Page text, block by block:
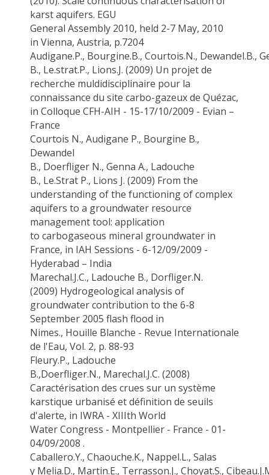
karst aquifers. EGU
General Assembly 2010, held 2-7 May, 2010
in Vienna, Austria, p.7204
Audigane.P., Bourgine.B., Courtois.N., Dewandel.B.,
B., Le.strat.P., Lions.J. (2009) Un projet de
recherche muldidisciplinaire pour la
connaissance du site carbo-gazeux de Quézac,
in Colloque CFH-AIH - 15-17/10/2009 - Evian –
France
Courtois N., Audigane P., Bourgine B.,
Dewandel
B., Doerfliger N., Genna A., Ladouche
B., Le.Strat P., Lions J. (2009) From the
understanding of the functioning of complex
aquifers to a groundwater resource
management tool: application
to carbogaseous mineral groundwater in
France, in IAH Sessions - 6-12/09/2009 -
Hyderabad – India
Marechal.J.C., Ladouche B., Dorfliger.N.
(2009) Hydrogeological analysis of
groundwater contribution to the 6-8
September 2005 flash flood in
Nimes., Houille Blanche - Revue Internationale
de l'Eau, Vol. 2, p. 88-93
Fleury.P., Ladouche
B.,Doerfliger.N., Marechal.J.C. (2008)
Caractérisation des crues sur un système
karstique urbanisé et définition de seuils
d'alerte, in IWRA - XIIIth World
WaterCongress - Montpellier - France - 01-
04/09/2008 .
Caballero.Y., Chaouche.K., Nappel.L., Salas
y Melia.D., Martin.E., Terrasson.J., Choyat.S.,